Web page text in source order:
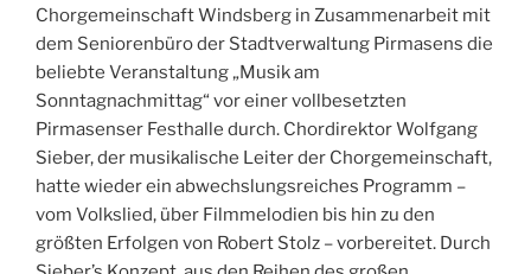
Chorgemeinschaft Windsberg in Zusammenarbeit mit
dem Seniorenbüro der Stadtverwaltung Pirmasens die
beliebte Veranstaltung „Musik am
Sonntagnachmittag“ vor einer vollbesetzten
Pirmasenser Festhalle durch. Chordirektor Wolfgang
Sieber, der musikalische Leiter der Chorgemeinschaft,
hatte wieder ein abwechslungsreiches Programm –
vom Volkslied, über Filmmelodien bis hin zu den
größten Erfolgen von Robert Stolz – vorbereitet. Durch